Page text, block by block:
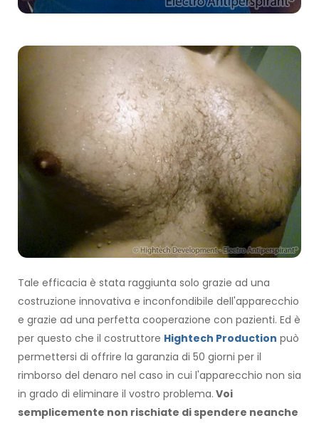
Tale efficacia è stata raggiunta solo grazie ad una
costruzione innovativa e inconfondibile dell'apparecchio
e grazie ad una perfetta cooperazione con pazienti. Ed è
per questo che il costruttore Hightech Production può
permettersi di offrire la garanzia di 50 giorni per il
rimborso del denaro nel caso in cui l'apparecchio non sia
in grado di eliminare il vostro problema. Voi
semplicemente non rischiate di spendere neanche